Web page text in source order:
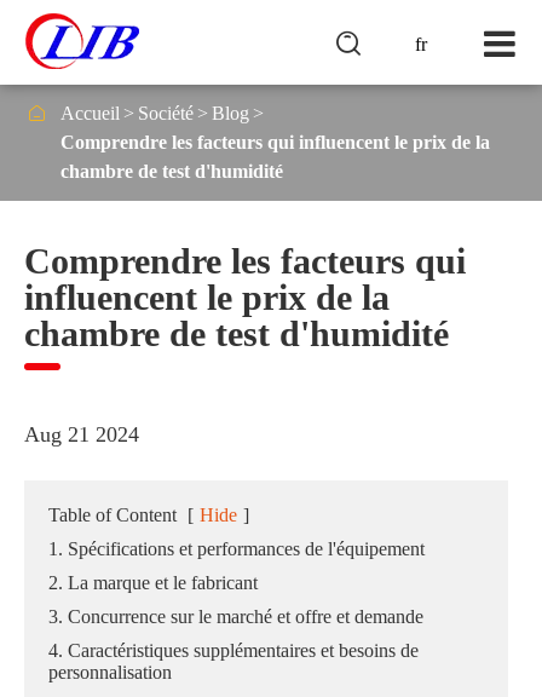
fr

 Accueil Société
Blog
Comprendre les facteurs qui influencent le prix de la
chambre de test d'humidité
Comprendre les facteurs qui
influencent le prix de la
chambre de test d'humidité
Aug 21 2024
Table of Content [ Hide ]
1. Spécifications et performances de l'équipement
2. La marque et le fabricant
3. Concurrence sur le marché et offre et demande
4. Caractéristiques supplémentaires et besoins de
personnalisation